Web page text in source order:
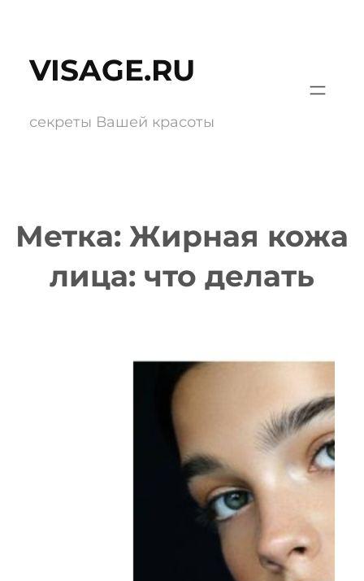
содержимому
VISAGE.RU
секреты Вашей красоты
Метка: Жирная кожа
лица: что делать